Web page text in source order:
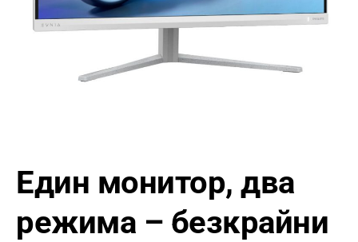
Един монитор, два
режима – безкрайни